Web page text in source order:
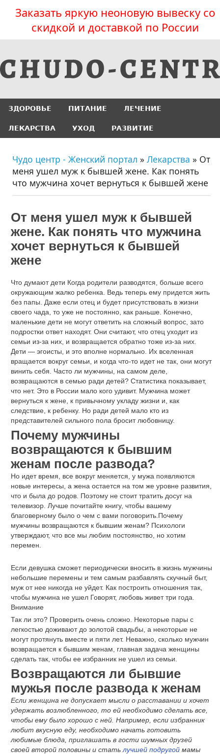
Заказать яркую неоновую вывеску со
скидкой и доставкой по России
ЗДОРОВЬЕ ПИТАНИЕ ЛЕЧЕНИЕ
ЛЕКАРСТВА УХОД РАЗВИТИЕ
Чудо центр - Женский портал » Лекарства » От
меня ушел муж к бывшей жене. Как понять
что мужчина хочет вернуться к бывшей жене
От меня ушел муж к бывшей
жене. Как понять что мужчина
хочет вернуться к бывшей
жене
Что думают дети Когда родители разводятся, больше всего
окружающим жалко ребенка. Ведь теперь ему придется жить
без папы. Даже если отец и будет присутствовать в жизни
своего чада, то уже не постоянно, как раньше. Конечно,
маленькие дети не могут ответить на сложный вопрос, зато
подростки ответ находят. Они считают, что отец уходит из
семьи из-за них, и возвращается обратно тоже из-за них.
Дети — эгоисты, и это вполне нормально. Их вселенная
вращается вокруг семьи, и когда что-то идет не так, они могут
винить себя. Часто ли мужчины, на самом деле,
возвращаются в семью ради детей? Статистика показывает,
что нет. Это в России мало кого удивит. Мужчина может
вернуться к жене, к привычному укладу жизни и, как
следствие, к ребенку. Но ради детей мало кто из
представителей сильного пола бросит любовницу.
Почему мужчины
возвращаются к бывшим
женам после развода?
Но идет время, все вокруг меняется, у мужа появляются
новые интересы, а жена остается на том же уровне развития,
что и была до родов. Поэтому не стоит тратить досуг на
телевизор. Лучше почитайте книгу, чтобы вашему
благоверному было о чем с вами поговорить.Почему
мужчины возвращаются к бывшим женам? Психологи
утверждают, что все мы любим постоянство, но хотим
перемен.
Если девушка сможет периодически вносить в жизнь мужчины
небольшие перемены и тем самым разбавлять скучный быт,
муж от нее никогда не уйдет. Как построить отношения так,
чтобы мужчина не ушел Говорят, любовь живет три года.
Внимание
Так ли это? Проверить очень сложно. Некоторые пары с
легкостью доживают до золотой свадьбы, а некоторые не
могут протянуть вместе и пяти лет. Неважно, сколько мужчин
возвращается к бывшим женам, главная задача женщины
сделать так, чтобы ее избранник не ушел из семьи.
Возвращаются ли бывшие
мужья после развода к женам
Если женщина не допускает мысли о расставании и хочет
удержать возлюбленного, то ей необходимо сделать все,
чтобы ему было хорошо с ней. Например, если избранник
любит вкусную еду, необходимо начать готовить
любимые блюда, приглашать в гости шумных друзей
своей второй половины и стать лучшей подругой мамы